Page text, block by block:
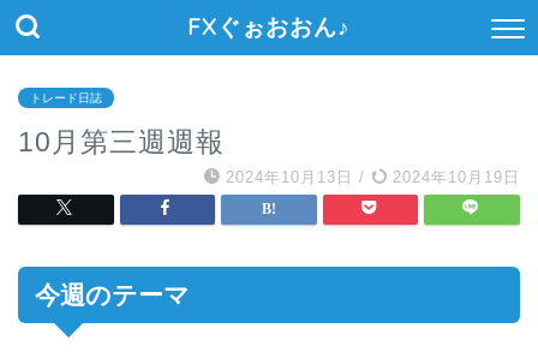
FXぐぉおおん♪
トレード日誌
10月第三週週報
2024年10月13日 / 2024年10月19日
今週のテーマ